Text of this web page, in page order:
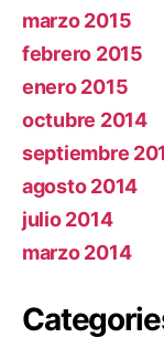
marzo 2015
febrero 2015
enero 2015
octubre 2014
septiembre
agosto 2014
julio 2014
marzo 2014